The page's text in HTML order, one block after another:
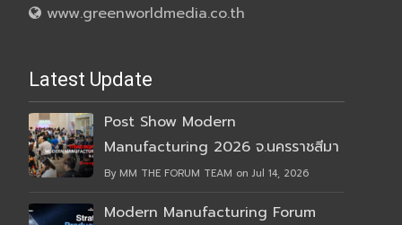
www.greenworldmedia.co.th
Latest Update
Post Show Modern
Manufacturing 2026 จ.นครราชสีมา
By MM THE FORUM TEAM on Jul 14, 2026
Modern Manufacturing Forum